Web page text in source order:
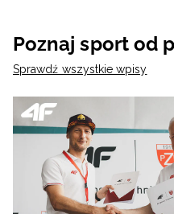
Poznaj sport od
Sprawdź wszystkie wpisy